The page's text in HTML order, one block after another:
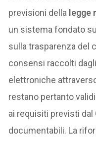
previsioni della legge
un sistema fondato
sulla trasparenza del
consensi raccolti
elettroniche
restano pertanto
ai requisiti previsti dal
documentabili. La